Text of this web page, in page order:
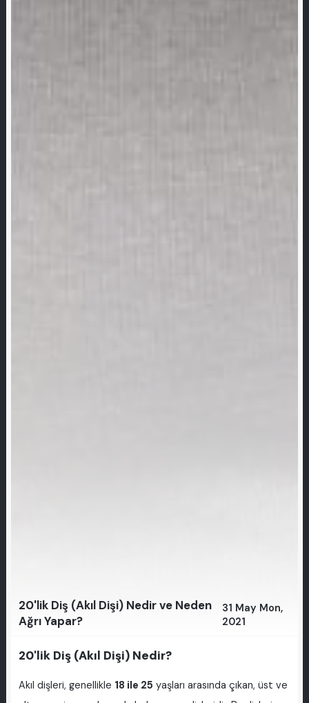
20'lik Diş (Akıl Dişi) Nedir ve Neden
Ağrı Yapar?
31 May Mon,
2021
20'lik Diş (Akıl Dişi) Nedir?
Akıl dişleri, genellikle 18 ile 25 yaşları arasında çıkan, üst ve